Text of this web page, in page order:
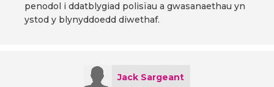
penodol i ddatblygiad polisïau a gwasanaethau yn
ystod y blynyddoedd diwethaf.
Jack Sargeant